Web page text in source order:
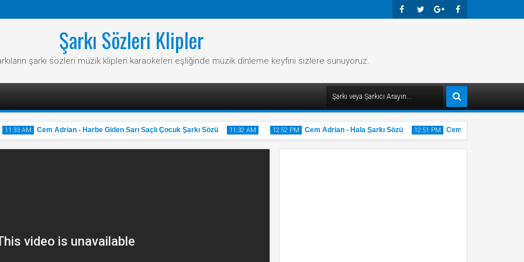
Şarkı Sözleri Klipler
şarkı sözleri müzik klipleri karaokeleri eşliğinde müzik dinleme keyfini sizlere sunuyoruz.
AM Cem Adrian - Harbe Giden Sarı Saçlı Çocuk Şarkı Sözü 11:32 AM 12:52 PM Cem Adrian - Hala Şarkı Sözü 12:51 PM Cem Adrian - Gri Şarkı